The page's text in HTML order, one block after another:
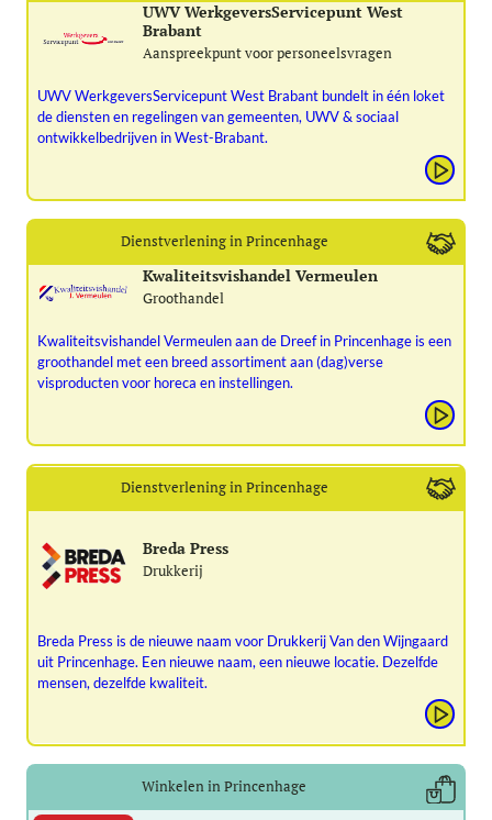
UWV WerkgeversServicepunt West
Brabant
Aanspreekpunt voor personeelsvragen
UWV WerkgeversServicepunt West Brabant bundelt in één loket
de diensten en regelingen van gemeenten, UWV & sociaal
ontwikkelbedrijven in West-Brabant.
Dienstverlening in Princenhage
Kwaliteitsvishandel Vermeulen
Groothandel
Kwaliteitsvishandel Vermeulen aan de Dreef in Princenhage is een
groothandel met een breed assortiment aan (dag)verse
visproducten voor horeca en instellingen.
Dienstverlening in Princenhage
Breda Press
Drukkerij
Breda Press is de nieuwe naam voor Drukkerij Van den Wijngaard
uit Princenhage. Een nieuwe naam, een nieuwe locatie. Dezelfde
mensen, dezelfde kwaliteit.
Winkelen in Princenhage